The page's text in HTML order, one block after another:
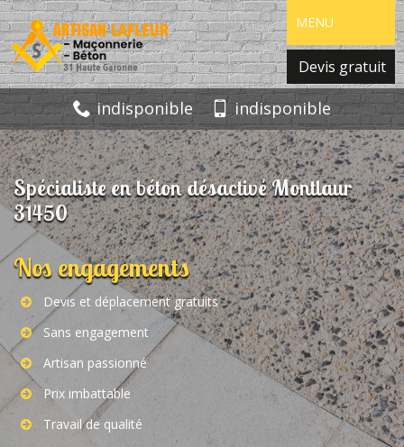
MENU
Devis gratuit
indisponible indisponible
Spécialiste en béton désactivé Montlaur
31450
Nos engagements
Devis et déplacement gratuits
Sans engagement
Artisan passionné
Prix imbattable
Travail de qualité